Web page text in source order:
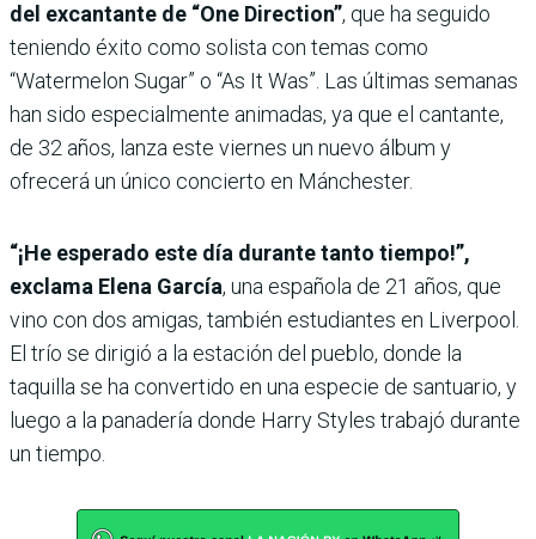
del excantante de “One Direction”, que ha seguido
teniendo éxito como solista con temas como
“Watermelon Sugar” o “As It Was”. Las últimas semanas
han sido especialmente animadas, ya que el cantante,
de 32 años, lanza este viernes un nuevo álbum y
ofrecerá un único concierto en Mánchester.
“¡He esperado este día durante tanto tiempo!”,
exclama Elena García, una española de 21 años, que
vino con dos amigas, también estudiantes en Liverpool.
El trío se dirigió a la estación del pueblo, donde la
taquilla se ha convertido en una especie de santuario, y
luego a la panadería donde Harry Styles trabajó durante
un tiempo.